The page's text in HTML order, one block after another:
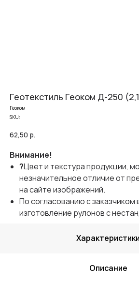
Геотекстиль Геоком Д-250
Геоком
SKU:
62,50 р.
Внимание!
?Цвет и текстура продукции,
незначительное отличие от
на сайте изображений.
По согласованию с заказчиком
изготовление рулонов с
Характеристики
Описание